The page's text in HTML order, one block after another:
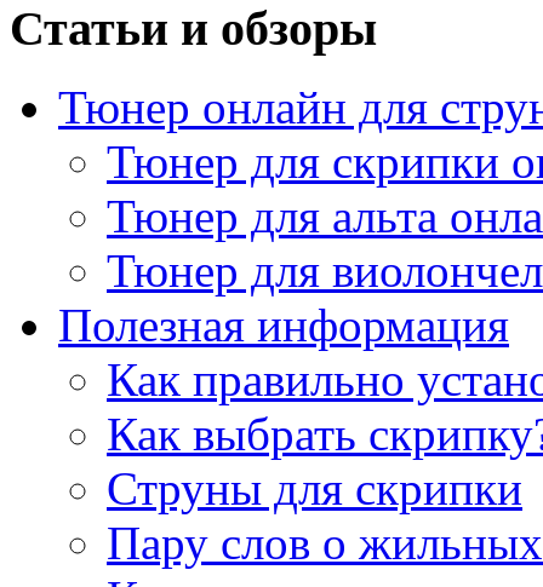
Статьи и обзоры
Тюнер онлайн для
Тюнер для скрипки
Тюнер для альта
Тюнер для
Полезная информация
Как правильно
Как выбрать
Струны для скрипки
Пару слов о